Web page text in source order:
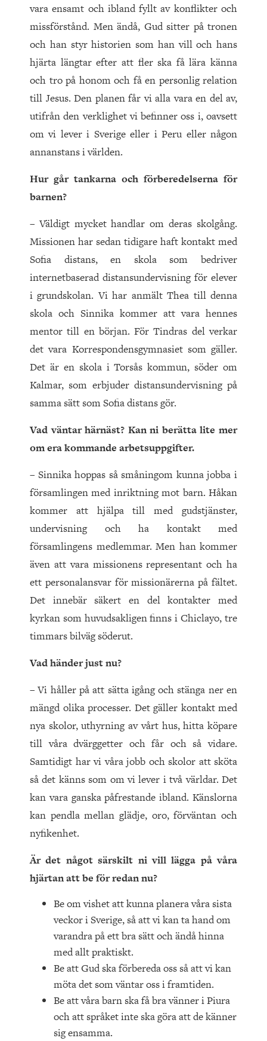
vara ensamt och ibland fyllt av konflikter och
missförstånd. Men ändå, Gud sitter på tronen
och han styr historien som han vill och hans
hjärta längtar efter att fler ska få lära känna
och tro på honom och få en personlig relation
till Jesus. Den planen får vi alla vara en del av,
utifrån den verklighet vi befinner oss i, oavsett
om vi lever i Sverige eller i Peru eller någon
annanstans i världen.
Hur går tankarna och förberedelserna för
barnen?
– Väldigt mycket handlar om deras skolgång.
Missionen har sedan tidigare haft kontakt med
Sofia distans, en skola som bedriver
internetbaserad distansundervisning för elever
i grundskolan. Vi har anmält Thea till denna
skola och Sinnika kommer att vara hennes
mentor till en början. För Tindras del verkar
det vara Korrespondensgymnasiet som gäller.
Det är en skola i Torsås kommun, söder om
Kalmar, som erbjuder distansundervisning på
samma sätt som Sofia distans gör.
Vad väntar härnäst? Kan ni berätta lite mer
om era kommande arbetsuppgifter.
– Sinnika hoppas så småningom kunna jobba i
församlingen med inriktning mot barn. Håkan
kommer att hjälpa till med gudstjänster,
undervisning och ha kontakt med
församlingens medlemmar. Men han kommer
även att vara missionens representant och ha
ett personalansvar för missionärerna på fältet.
Det innebär säkert en del kontakter med
kyrkan som huvudsakligen finns i Chiclayo, tre
timmars bilväg söderut.
Vad händer just nu?
– Vi håller på att sätta igång och stänga ner en
mängd olika processer. Det gäller kontakt med
nya skolor, uthyrning av vårt hus, hitta köpare
till våra dvärggetter och får och så vidare.
Samtidigt har vi våra jobb och skolor att sköta
så det känns som om vi lever i två världar. Det
kan vara ganska påfrestande ibland. Känslorna
kan pendla mellan glädje, oro, förväntan och
nyfikenhet.
Är det något särskilt ni vill lägga på våra
hjärtan att be för redan nu?
Be om vishet att kunna planera våra sista
veckor i Sverige, så att vi kan ta hand om
varandra på ett bra sätt och ändå hinna
med allt praktiskt.
Be att Gud ska förbereda oss så att vi kan
möta det som väntar oss i framtiden.
Be att våra barn ska få bra vänner i Piura
och att språket inte ska göra att de känner
sig ensamma.